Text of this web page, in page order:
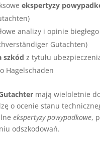
ekspertyzy
analizy i opinie
Gutachten)
szkód z tytułu
Hagelschaden
mają wieloletnie
o ocenie stanu
ekspertyzy powypadkowe,
odszkodowań.